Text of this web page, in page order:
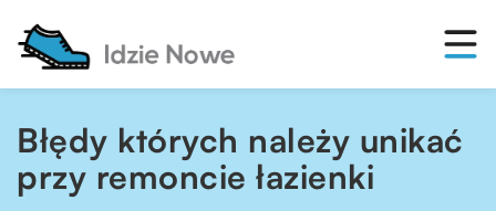
Błędy których należy unikać
przy remoncie łazienki